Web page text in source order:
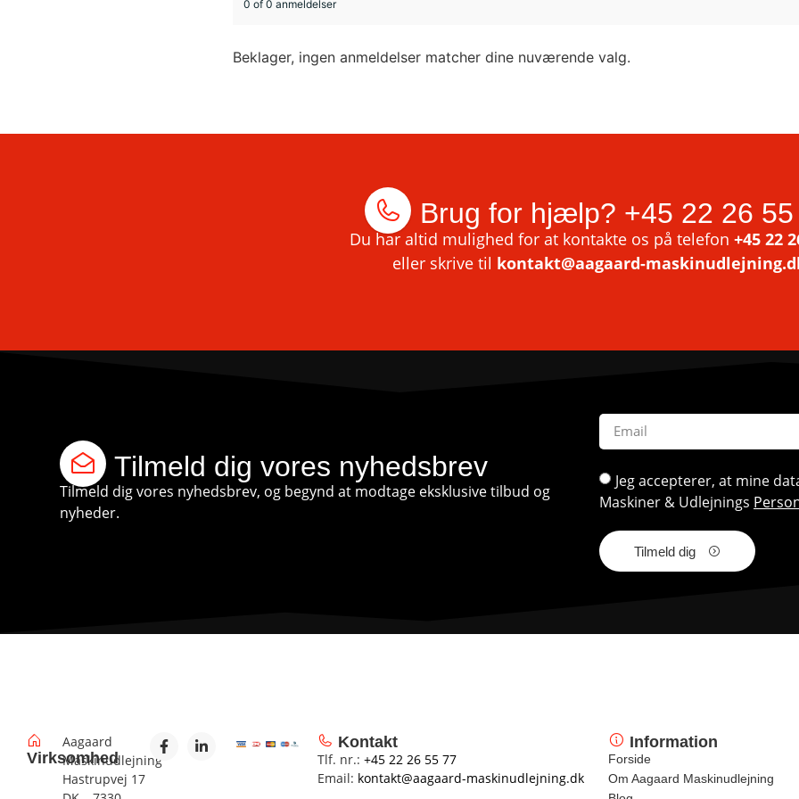
0 of 0 anmeldelser
Beklager, ingen anmeldelser matcher dine nuværende valg.
Brug for hjælp? +45 22 26
Du har altid mulighed for at kontakte os på telefon +45 22
eller skrive til kontakt@aagaard-
Tilmeld dig vores nyhedsbrev
Tilmeld dig vores nyhedsbrev, og begynd at modtage eksklusive tilbud og
nyheder.
Jeg accepterer, at mine
Maskiner & Udlejnings
Tilmeld dig
Virksomhed
Aagaard
Maskinudlejning
Hastrupvej 17
Kontakt
Tlf. nr.: +45 22 26 55 77
Email: kontakt@aagaard-maskinudlejning.dk
Information
Forside
Om Aagaard Maskinudlejning